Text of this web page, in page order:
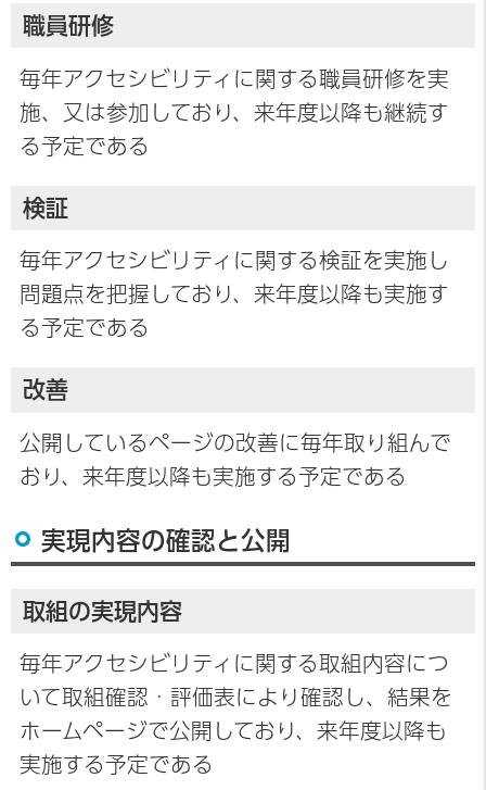
職員研修
毎年アクセシビリティに関する職員研修を実
施、又は参加しており、来年度以降も継続す
る予定である
検証
毎年アクセシビリティに関する検証を実施し
問題点を把握しており、来年度以降も実施す
る予定である
改善
公開しているページの改善に毎年取り組んで
おり、来年度以降も実施する予定である
実現内容の確認と公開
取組の実現内容
毎年アクセシビリティに関する取組内容につ
いて取組確認・評価表により確認し、結果を
ホームページで公開しており、来年度以降も
実施する予定である